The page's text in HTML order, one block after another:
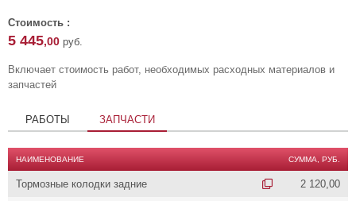
Стоимость :
5 445,00 руб.
Включает стоимость работ, необходимых расходных материалов и
запчастей
РАБОТЫ ЗАПЧАСТИ
НАИМЕНОВАНИЕ СУММА, РУБ.
Тормозные колодки задние 2 120,00